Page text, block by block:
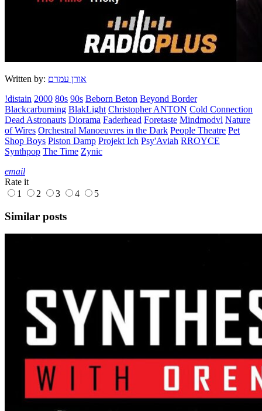
Written by: אורן עמרם
!distain 2000 80s 90s Beborn Beton Beyond Border
Blackcarburning BlakLight Christopher ANTON Cold Connection
Dead Astronauts Diorama Faderhead Foretaste Mindmodvl Nature
of Wires Orchestral Manoeuvres in the Dark People Theatre Pet
Shop Boys Piston Damp Projekt Ich Psy'Aviah RROYCE
Synthpop The Time Zynic
email
Rate it
1
2 3 4 5
Similar posts